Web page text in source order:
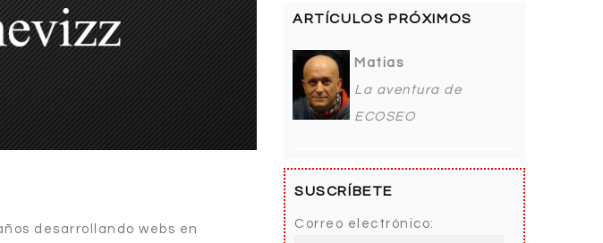
desarrollando webs en
ARTÍCULOS PRÓXIMOS
Matias
La aventura de
ECOSEO
SUSCRÍBETE
Correo electrónico: